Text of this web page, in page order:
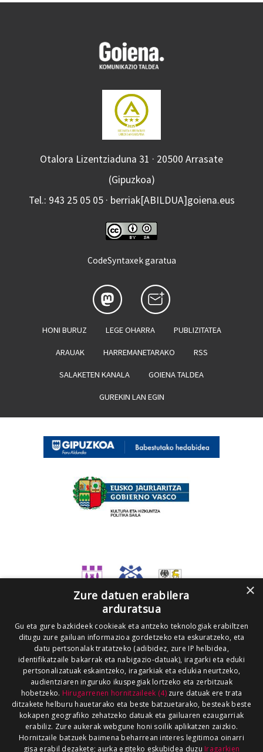
Otalora Lizentziaduna 31 · 20500 Arrasate
(Gipuzkoa)
Tel.: 943 25 05 05 · berriak[ABILDUA]goiena.eus
CodeSyntaxek garatua
HONI BURUZ LEGE OHARRA PUBLIZITATEA
ARAUAK HARREMANETARAKO RSS
SALAKETEN KANALA GOIENA TALDEA
GUREKIN LAN EGIN
×
Zure datuen erabilera
arduratsua
Gu eta gure bazkideek cookieak eta antzeko teknologiak erabiltzen
ditugu zure gailuan informazioa gordetzeko eta eskuratzeko, eta
datu pertsonalak tratatzeko (adibidez, zure IP helbidea,
identifikatzaile bakarrak eta nabigazio-datuak), iragarki eta eduki
pertsonalizatuak eskaintzeko, iragarkiak eta edukia neurtzeko,
audientziaren inguruko ikuspegiak lortzeko eta zerbitzuak
hobetzeko. Hirugarrenen hornitzaileek (4)zure datuak ere trata
ditzakete helburu hauetarako eta beste batzuetarako, besteak beste
kokapen geografiko zehatzeko datuak eta gailuaren ezaugarriak
erabiliz. Zure aukerak webgune honi soilik aplikatzen zaizkio.
Hornitzaile batzuek baimena beharrean interes legitimoa oinarri
gisa erabil dezakete; aurka egiteko eskubidea duzu Iragarkien